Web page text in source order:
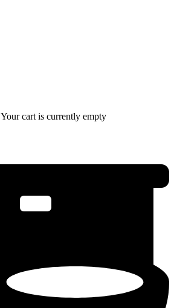
Your cart is currently empty